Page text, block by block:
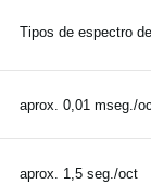
Tipos de espectro
aprox. 0,01 mseg./
aprox. 1,5 seg./oct